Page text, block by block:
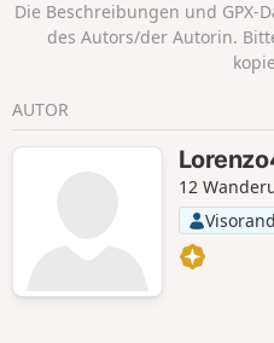
Die Beschreibungen und GPX-
des Autors/der Autorin.
AUTOR
12